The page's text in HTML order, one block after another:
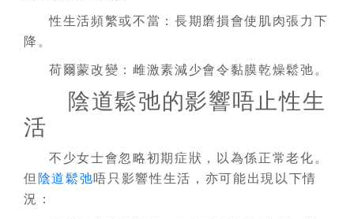
性生活頻繁或不當：長期磨損會使肌肉張力下
降。
荷爾蒙改變：雌激素減少會令黏膜乾燥鬆弛。
陰道鬆弛的影響唔止性生
活
不少女士會忽略初期症狀，以為係正常老化。
但 陰道鬆弛唔只影響性生活，亦可能出現以下情
況：